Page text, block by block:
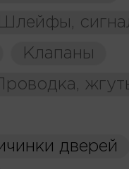
Шлейфы,
Клапаны
Проводка,
дверей